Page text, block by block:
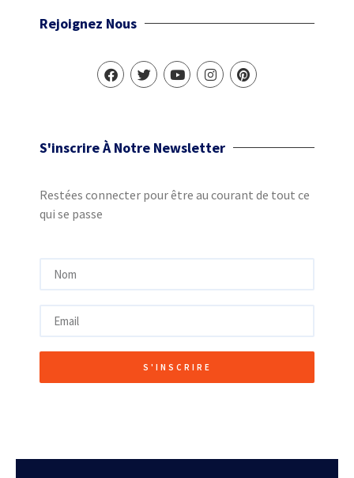
Rejoignez Nous
S'inscrire À Notre Newsletter
Restées connecter pour être au courant de tout ce
qui se passe
S'INSCRIRE